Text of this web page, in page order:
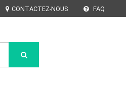
CONTACTEZ-NOUS FAQ